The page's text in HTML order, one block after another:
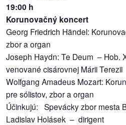
19:00 h
Korunovačný koncert
Georg Friedrich Händel:
zbor a organ
Joseph Haydn: Te Deum – Hob.
venované cisárovnej Márii Terezii
Wolfgang Amadeus Mozart:
pre sólistov, zbor a organ
Účinkujú: Spevácky zbor mesta
Ladislav Holásek – dirigent